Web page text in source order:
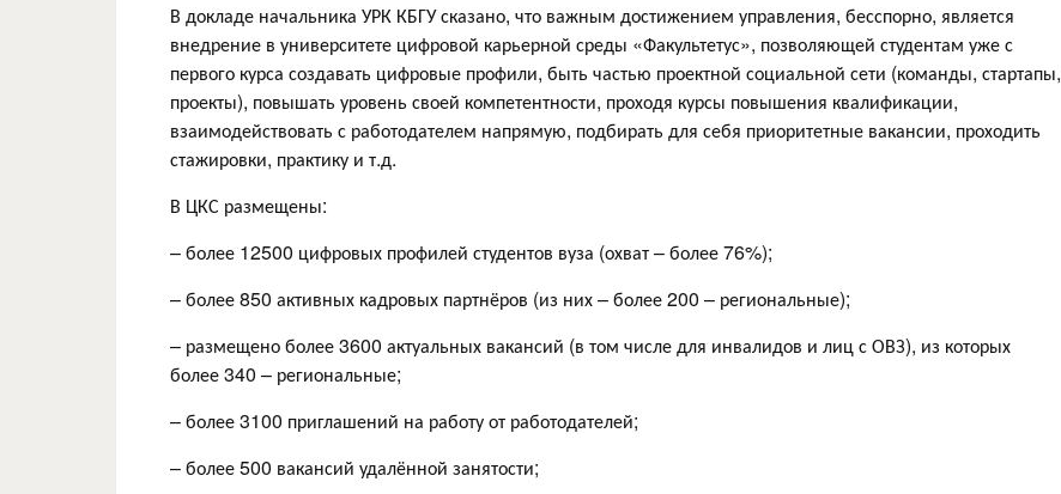
В докладе начальника УРК КБГУ сказано, что важным достижением управления, бесспорно, является
внедрение в университете цифровой карьерной среды «Факультетус», позволяющей студентам уже с
первого курса создавать цифровые профили, быть частью проектной социальной сети (команды, стартапы,
проекты), повышать уровень своей компетентности, проходя курсы повышения квалификации,
взаимодействовать с работодателем напрямую, подбирать для себя приоритетные вакансии, проходить
стажировки, практику и т.д.
В ЦКС размещены:
– более 12500 цифровых профилей студентов вуза (охват – более 76%);
– более 850 активных кадровых партнёров (из них – более 200 – региональные);
– размещено более 3600 актуальных вакансий (в том числе для инвалидов и лиц с ОВЗ), из которых
более 340 – региональные;
– более 3100 приглашений на работу от работодателей;
– более 500 вакансий удалённой занятости;